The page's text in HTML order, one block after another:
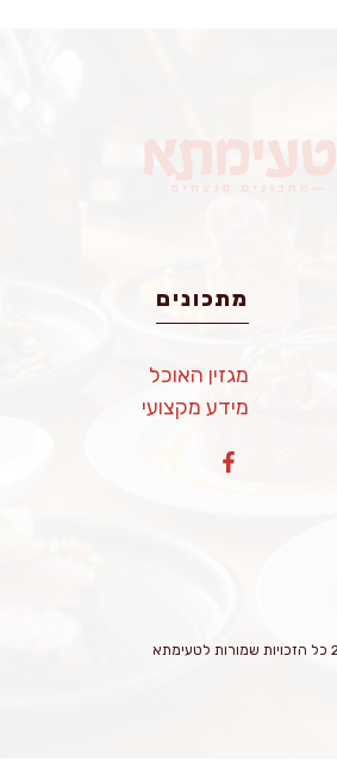
מתכונים
מגזין האוכל
מידע מקצועי